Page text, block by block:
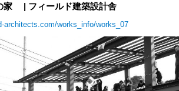
家 | フィールド建築設計舎
architects.com/works_info/works_07